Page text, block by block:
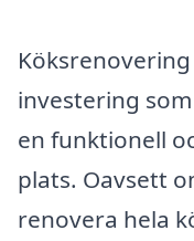
investering
en funktionell
plats. Oavsett
renovera hela